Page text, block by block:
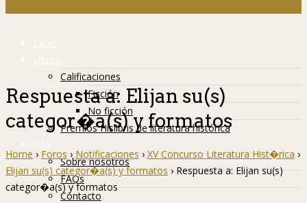
Inicio
Libros
Calificaciones
Ficción
No ficción
Premios Hislibris de literatura histórica
Info
Sobre nosotros
FAQs
Contacto
Respuesta a: Elijan su(s)
categor�a(s) y formatos
Home › Foros › Notificaciones › XV Concurso Literatura Hist�rica ›
Elijan su(s) categor�a(s) y formatos › Respuesta a: Elijan su(s)
categor�a(s) y formatos